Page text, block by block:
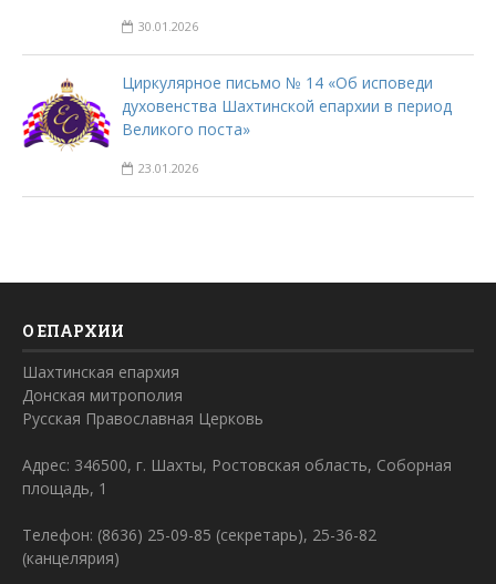
30.01.2026
Циркулярное письмо № 14 «Об исповеди
духовенства Шахтинской епархии в период
Великого поста»
23.01.2026
О ЕПАРХИИ
Шахтинская епархия
Донская митрополия
Русская Православная Церковь
Адрес: 346500, г. Шахты, Ростовская область, Соборная
площадь, 1
Телефон: (8636) 25-09-85 (секретарь), 25-36-82
(канцелярия)